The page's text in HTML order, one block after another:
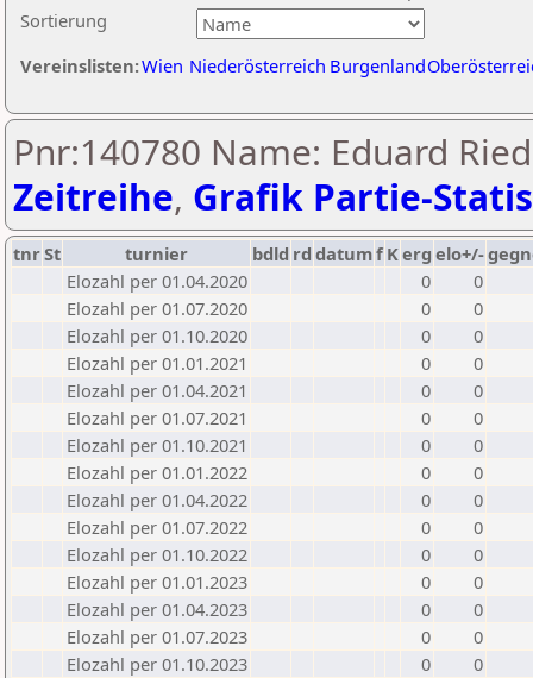
Sortierung
Vereinslisten:Wien Niederösterreich Burgenland
Pnr:140780 Name: Eduard
Zeitreihe, Grafik Partie-
tnrSt turnier bdld rd datumf Kerg elo+/-
Elozahl per 01.04.2020
0
0
Elozahl per 01.07.2020
0
0
Elozahl per 01.10.2020
0
0
Elozahl per 01.01.2021
0
0
Elozahl per 01.04.2021
0
0
Elozahl per 01.07.2021
0
0
Elozahl per 01.10.2021
0
0
Elozahl per 01.01.2022
0
0
Elozahl per 01.04.2022
0
0
Elozahl per 01.07.2022
0
0
Elozahl per 01.10.2022
0
0
Elozahl per 01.01.2023
0
0
Elozahl per 01.04.2023
0
0
Elozahl per 01.07.2023
0
0
Elozahl per 01.10.2023
0
0